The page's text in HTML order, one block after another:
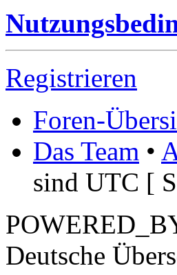
Registrieren
Foren-
Das Team •
sind UTC [
Deutsche